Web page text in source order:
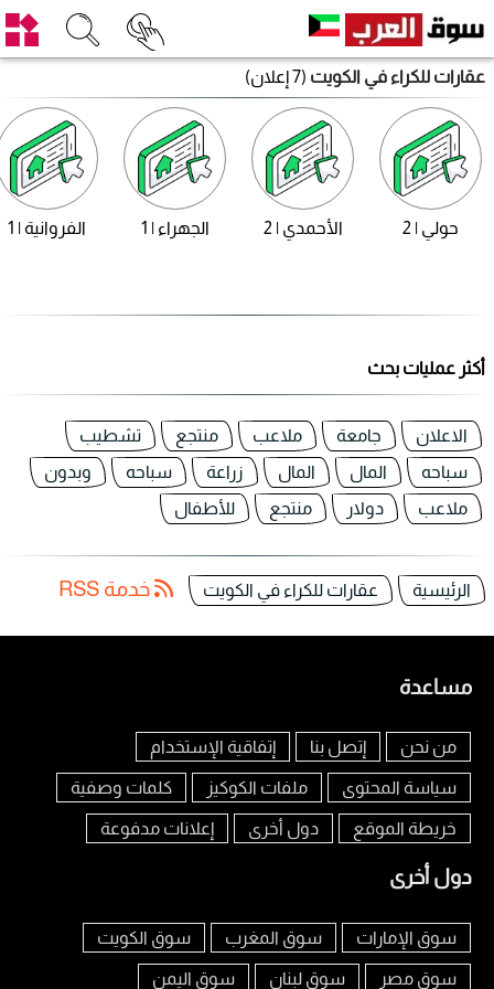
عقارات للكراء في الكويت (7 إعلان)
حولي | 2 الأحمدي | 2 الجهراء | 1 الفروانية | 1
أكثر عمليات بحث
الاعلان جامعة ملاعب منتجع
تشطيب
سباحه
المال المال زراعة سباحه
وبدون
ملاعب
دولار منتجع للأطفال
الرئيسية عقارات للكراء في الكويت خدمة RSS
مساعدة
من نحن إتصل بنا إتفاقية الإستخدام
سياسة المحتوى ملفات الكوكيز كلمات وصفية
خريطة الموقع دول أخرى إعلانات مدفوعة
دول أخرى
سوق الإمارات سوق المغرب سوق الكويت
سوق مصر سوق لبنان سوق اليمن